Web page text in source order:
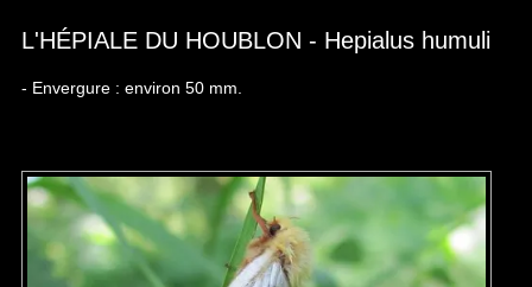
L'HÉPIALE DU HOUBLON - Hepialus humuli
- Envergure : environ 50 mm.